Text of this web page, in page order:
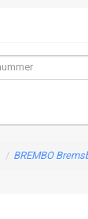
/ BREMBO